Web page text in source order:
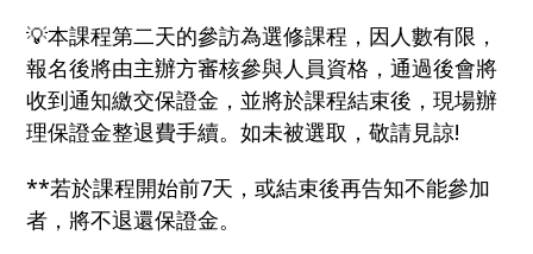
💡本課程第二天的參訪為選修課程，因人數有限，
報名後將由主辦方審核參與人員資格，通過後會將
收到通知繳交保證金，並將於課程結束後，現場辦
理保證金整退費手續。如未被選取，敬請見諒!
**若於課程開始前7天，或結束後再告知不能參加
者，將不退還保證金。